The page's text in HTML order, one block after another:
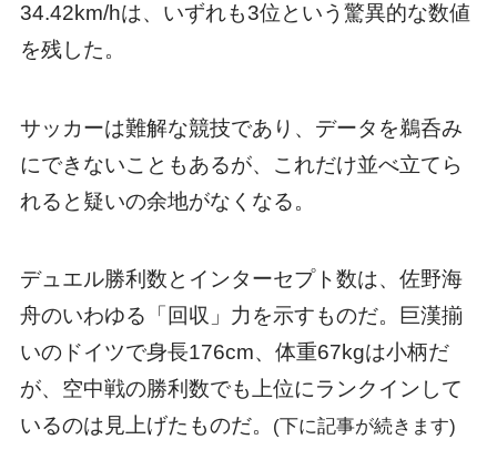
34.42km/hは、いずれも3位という驚異的な数値
を残した。
サッカーは難解な競技であり、データを鵜呑み
にできないこともあるが、これだけ並べ立てら
れると疑いの余地がなくなる。
デュエル勝利数とインターセプト数は、佐野海
舟のいわゆる「回収」力を示すものだ。巨漢揃
いのドイツで身長176cm、体重67kgは小柄だ
が、空中戦の勝利数でも上位にランクインして
いるのは見上げたものだ。
(下に記事が続きます)